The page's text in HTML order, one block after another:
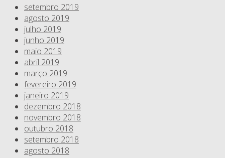
setembro 2019
agosto 2019
julho 2019
junho 2019
maio 2019
abril 2019
março 2019
fevereiro 2019
janeiro 2019
dezembro 2018
novembro 2018
outubro 2018
setembro 2018
agosto 2018